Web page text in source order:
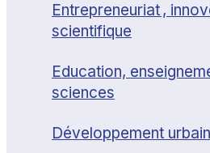
Entrepreneuriat ,
scientifique
Education,
sciences
Développement urbain